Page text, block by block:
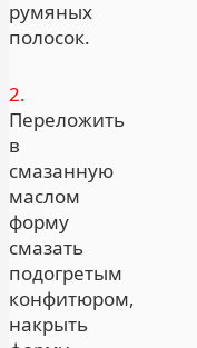
румяных
полосок.
2.
Переложить
в
смазанную
маслом
форму
смазать
подогретым
конфитюром,
накрыть